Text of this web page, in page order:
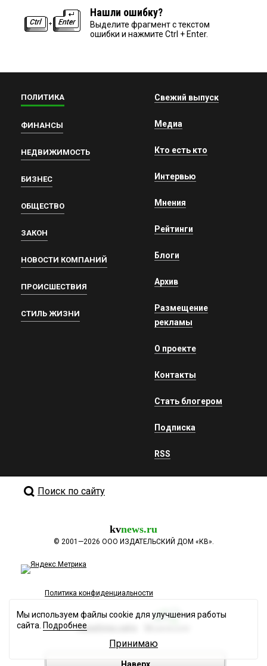
Нашли ошибку?
Выделите фрагмент с текстом
ошибки и нажмите Ctrl + Enter.
ПОЛИТИКА
ФИНАНСЫ
НЕДВИЖИМОСТЬ
БИЗНЕС
ОБЩЕСТВО
ЗАКОН
НОВОСТИ КОМПАНИЙ
ПРОИСШЕСТВИЯ
СТИЛЬ ЖИЗНИ
Свежий выпуск
Медиа
Кто есть кто
Интервью
Мнения
Рейтинги
Блоги
Архив
Размещение
рекламы
О проекте
Контакты
Стать блогером
Подписка
RSS
Поиск по сайту
kvnews.ru
© 2001—2026 ООО ИЗДАТЕЛЬСКИЙ ДОМ «КВ».
Политика конфиденциальности
Разработка сайта
Наверх
Мы используем файлы cookie для улучшения работы
сайта. Подробнее
Принимаю